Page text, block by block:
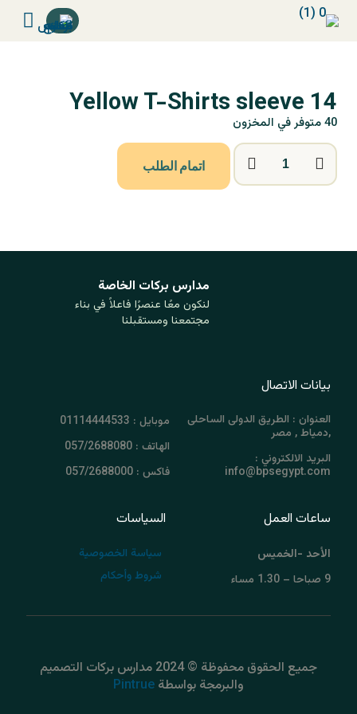
Yellow T-Shirts sleeve 14
40 متوفر في المخزون
اتمام الطلب
مدارس بركات ‏الخاصة
لنكون معًا عنصرًا فاعلاً في بناء
مجتمعنا ومستقبلنا
بيانات الاتصال
العنوان : الطريق الدولى الساحلى
,دمياط , مصر
البريد الالكتروني :
info@bpsegypt.com
موبايل : 01114444533
الهاتف : 057/2688080
فاكس : 057/2688000
ساعات العمل
الأحد -الخميس
9 صباحا – 1.30 مساء
السياسات
سياسة الخصوصية
شروط وأحكام
جميع الحقوق محفوظة © 2024 مدارس بركات التصميم
والبرمجة بواسطة Pintrue